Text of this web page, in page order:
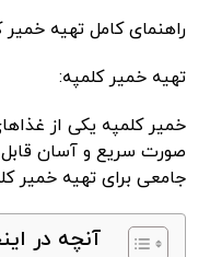
راهنمای کامل تهیه
تهیه خمیر کلمپه:
خمیر کلمپه یکی از
صورت سریع و آسان قابل
جامعی برای تهیه خمیر
آنچه در